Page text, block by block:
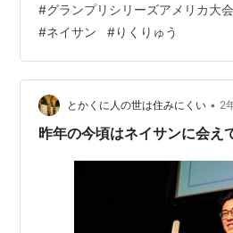
って、負けなしなんて、どれだけ
ん？ 平昌シーズンもそうだったか
イサンの精神安定には いいかも
そうこうしているうちに、はてな
た。 1年前のブログ、2年前、3年
ップしてましたよ、と。 1…
#グランプリシリーズアメリカ大会
#ネイサン #りくりゅう
とかくに人の世は住みにくい • 2
昨年の今頃はネイサンに会え